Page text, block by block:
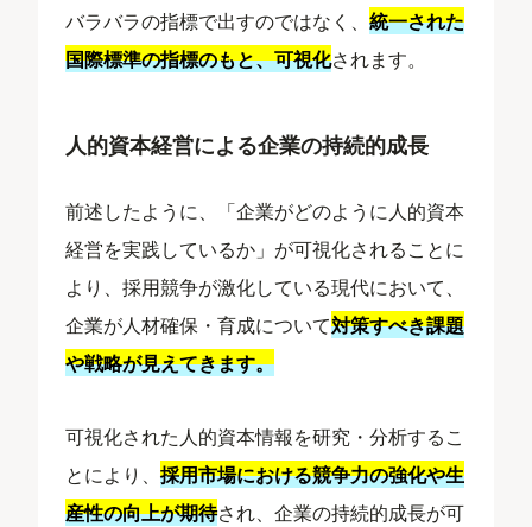
バラバラの指標で出すのではなく、統一された
国際標準の指標のもと、可視化されます。
人的資本経営による企業の持続的成長
前述したように、「企業がどのように人的資本
経営を実践しているか」が可視化されることに
より、採用競争が激化している現代において、
企業が人材確保・育成について対策すべき課題
や戦略が見えてきます。
可視化された人的資本情報を研究・分析するこ
とにより、採用市場における競争力の強化や生
産性の向上が期待され、企業の持続的成長が可